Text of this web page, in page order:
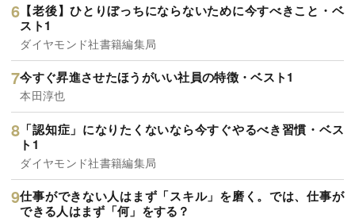
【老後】ひとりぼっちにならないために今すべきこと・ベ
スト1
ダイヤモンド社書籍編集局
今すぐ昇進させたほうがいい社員の特徴・ベスト1
本田淳也
「認知症」になりたくないなら今すぐやるべき習慣・ベス
ト1
ダイヤモンド社書籍編集局
仕事ができない人はまず「スキル」を磨く。では、仕事が
できる人はまず「何」をする？